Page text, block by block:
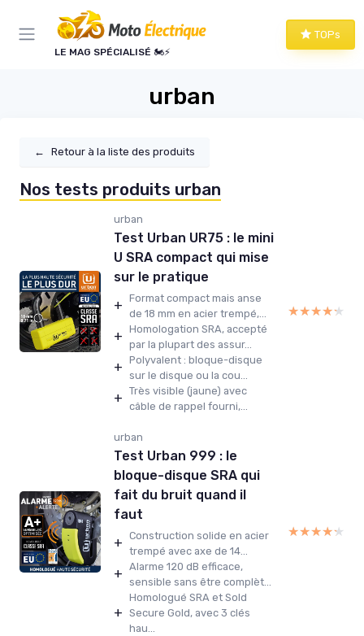
LE MAG SPÉCIALISÉ 🏍️⚡
TOPs
urban
← Retour à la liste des produits
Nos tests produits urban
urban
Test Urban UR75 : le mini
U SRA compact qui mise
sur le pratique
+ Format compact mais anse
de 18 mm en acier trempé,...
+ Homologation SRA, accepté
par la plupart des assur...
+ Polyvalent : bloque-disque
sur le disque ou la cou...
+ Très visible (jaune) avec
câble de rappel fourni,...
★★★★★
★★★★★
urban
Test Urban 999 : le
bloque-disque SRA qui
fait du bruit quand il
faut
+ Construction solide en acier
trempé avec axe de 14...
+ Alarme 120 dB efficace,
sensible sans être complèt...
+
Homologué SRA et Sold
Secure Gold, avec 3 clés
hau...
★★★★★
★★★★★
Panneau de gestion des cookies